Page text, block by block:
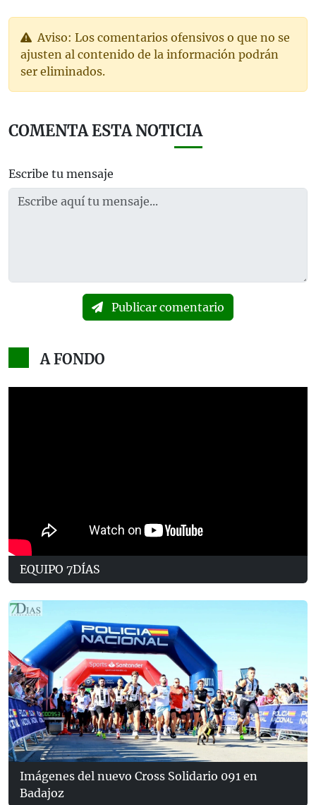
Aviso: Los comentarios ofensivos o que no se
ajusten al contenido de la información podrán
ser eliminados.
COMENTA ESTA NOTICIA
Escribe tu mensaje
Publicar comentario
A FONDO
EQUIPO 7DÍAS
Imágenes del nuevo Cross Solidario 091 en
Badajoz